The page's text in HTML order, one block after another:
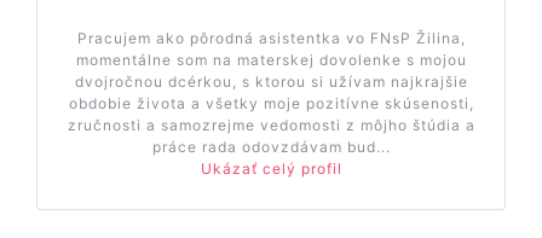
Pracujem ako pôrodná asistentka vo FNsP Žilina,
momentálne som na materskej dovolenke s mojou
dvojročnou dcérkou, s ktorou si užívam najkrajšie
obdobie života a všetky moje pozitívne skúsenosti,
zručnosti a samozrejme vedomosti z môjho štúdia a
práce rada odovzdávam bud...
Ukázať celý profil